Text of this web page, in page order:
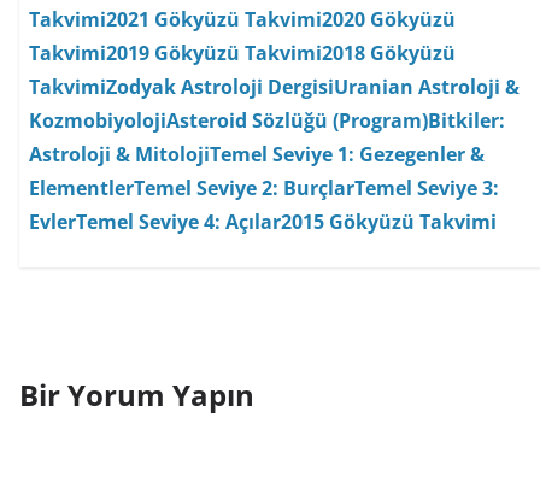
Takvimi2021 Gökyüzü Takvimi2020 Gökyüzü
Takvimi2019 Gökyüzü Takvimi2018 Gökyüzü
TakvimiZodyak Astroloji DergisiUranian Astroloji &
KozmobiyolojiAsteroid Sözlüğü (Program)Bitkiler:
Astroloji & MitolojiTemel Seviye 1: Gezegenler &
ElementlerTemel Seviye 2: BurçlarTemel Seviye 3:
EvlerTemel Seviye 4: Açılar2015 Gökyüzü Takvimi
Bir Yorum Yapın